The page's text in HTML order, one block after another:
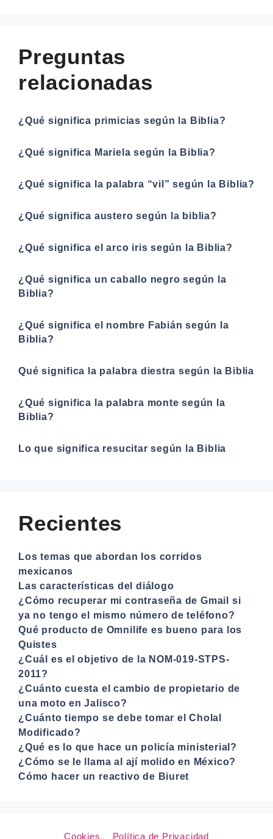
Preguntas
relacionadas
¿Qué significa primicias según la Biblia?
¿Qué significa Mariela según la Biblia?
¿Qué significa la palabra “vil” según la Biblia?
¿Qué significa austero según la biblia?
¿Qué significa el arco iris según la Biblia?
¿Qué significa un caballo negro según la
Biblia?
¿Qué significa el nombre Fabián según la
Biblia?
Qué significa la palabra diestra según la Biblia
¿Qué significa la palabra monte según la
Biblia?
Lo que significa resucitar según la Biblia
Recientes
Los temas que abordan los corridos
mexicanos
Las características del diálogo
¿Cómo recuperar mi contraseña de Gmail si
ya no tengo el mismo número de teléfono?
Qué producto de Omnilife es bueno para los
Quistes
¿Cuál es el objetivo de la NOM-019-STPS-
2011?
¿Cuánto cuesta el cambio de propietario de
una moto en Jalisco?
¿Cuánto tiempo se debe tomar el Cholal
Modificado?
¿Qué es lo que hace un policía ministerial?
¿Cómo se le llama al ají molido en México?
Cómo hacer un reactivo de Biuret
Cookies Política de Privacidad